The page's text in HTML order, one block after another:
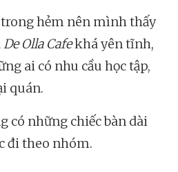
hẻm nên mình thấy
De Olla Cafekhá yên tĩnh,
ai có nhu cầu học tập,
quán.
có những chiếc bàn dài
đi theo nhóm.